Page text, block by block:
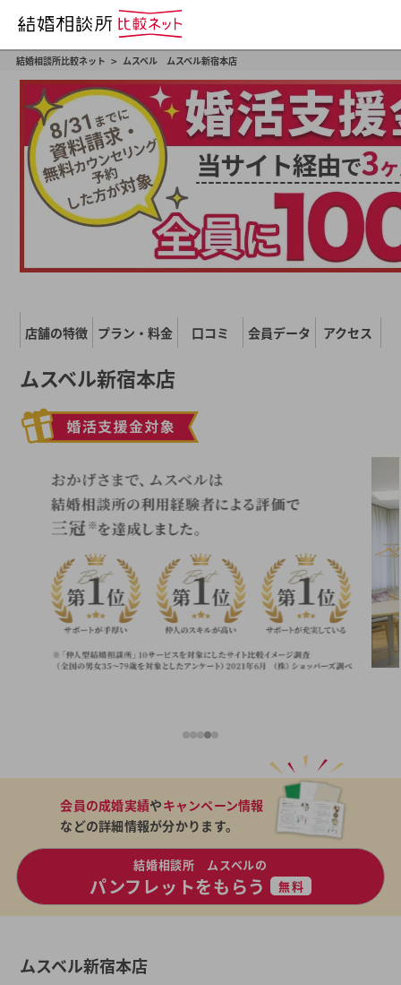
結婚相談所比較ネット > ムスベル ムスベル新宿本店
店舗の特徴 プラン・料金 口コミ 会員データ アクセス
ムスベル新宿本店
会員の成婚実績やキャンペーン情報
などの詳細情報が分かります。
結婚相談所 ムスベルの
パンフレットをもらう 無料
ムスベル新宿本店